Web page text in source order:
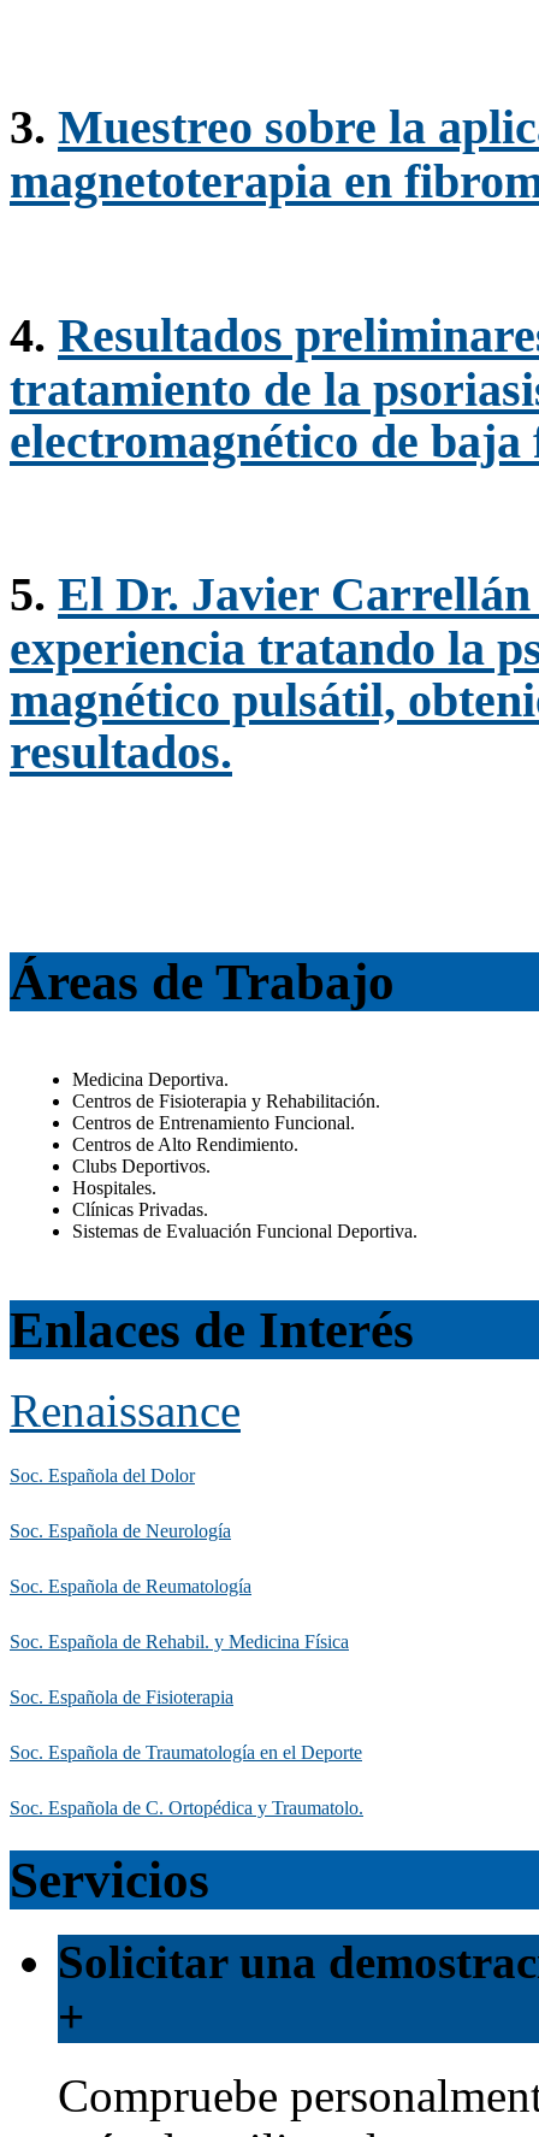
3. Muestreo sobre la
magnetoterapia en
4. Resultados
tratamiento de la
electromagnético de baja
5. El Dr. Javier Carrellán
experiencia tratando la
magnético pulsátil,
resultados.
Áreas de Trabajo
Medicina Deportiva.
Centros de Fisioterapia y Rehabilitación.
Centros de Entrenamiento Funcional.
Centros de Alto Rendimiento.
Clubs Deportivos.
Hospitales.
Clínicas Privadas.
Sistemas de Evaluación Funcional Deportiva.
Enlaces de Interés
Renaissance
Soc. Española del Dolor
Soc. Española de Neurología
Soc. Española de Reumatología
Soc. Española de Rehabil. y Medicina Física
Soc. Española de Fisioterapia
Soc. Española de Traumatología en el Deporte
Soc. Española de C. Ortopédica y Traumatolo.
Servicios
Solicitar una
+
Compruebe